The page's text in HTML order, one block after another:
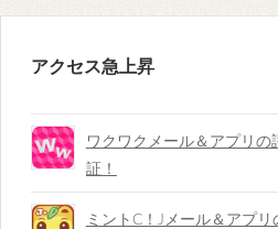
アクセス急上昇
ワクワクメール＆アプリ
証！
ミントC！Jメール＆アプ